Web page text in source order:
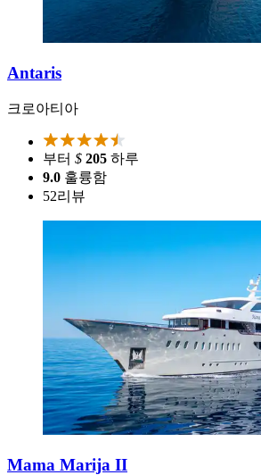
Antaris
크로아티아
부터 $ 205 하루
9.0 훌륭함
52리뷰
Mama Marija II